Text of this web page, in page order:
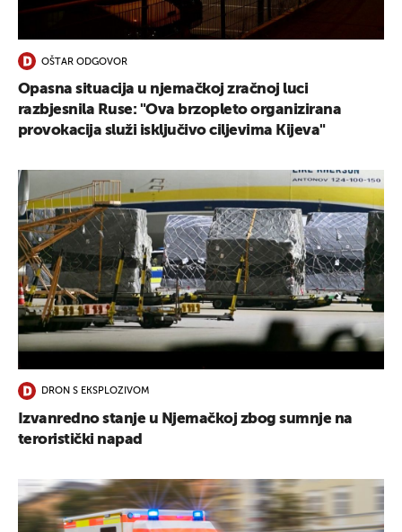
OŠTAR ODGOVOR
Opasna situacija u njemačkoj zračnoj luci
razbjesnila Ruse: "Ova brzopleto organizirana
provokacija služi isključivo ciljevima Kijeva"
DRON S EKSPLOZIVOM
Izvanredno stanje u Njemačkoj zbog sumnje na
teroristički napad